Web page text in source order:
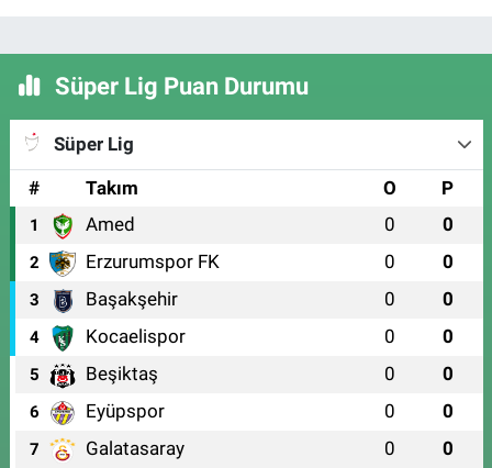
Süper Lig Puan Durumu
Süper Lig
#
Takım O P
1 Amed 0 0
2 Erzurumspor FK 0 0
3 Başakşehir 0 0
4 Kocaelispor 0 0
5 Beşiktaş 0 0
6 Eyüpspor 0 0
7 Galatasaray 0 0